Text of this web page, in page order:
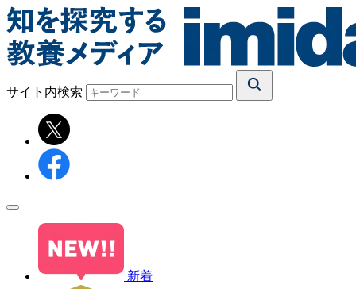
サイト内検索
新着